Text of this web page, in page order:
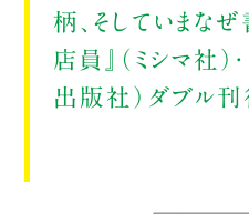
柄、そしていまな
店員』（ミシマ社）
出版社）ダブル